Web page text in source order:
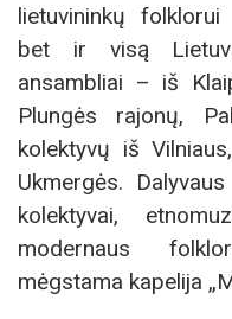
lietuvininkų folklorui
bet ir visą
ansambliai – iš
Plungės rajonų,
kolektyvų iš
Ukmergės.
kolektyvai,
modernaus
mėgstama kapelija